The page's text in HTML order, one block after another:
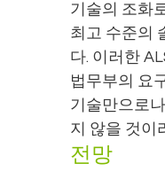
기술의 조화
최고 수준의
다. 이러한
법무부의 요
기술만으로
지 않을 것이
전망